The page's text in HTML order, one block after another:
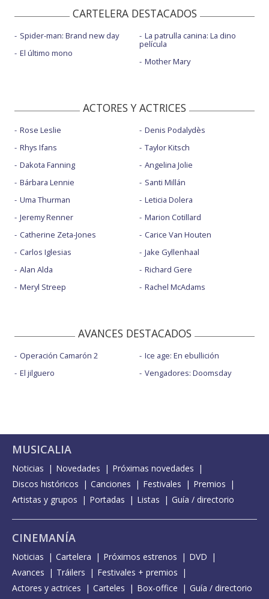
CARTELERA DESTACADOS
Spider-man: Brand new day
El último mono
La patrulla canina: La dino
película
Mother Mary
ACTORES Y ACTRICES
Rose Leslie
Rhys Ifans
Dakota Fanning
Bárbara Lennie
Uma Thurman
Jeremy Renner
Catherine Zeta-Jones
Carlos Iglesias
Alan Alda
Meryl Streep
Denis Podalydès
Taylor Kitsch
Angelina Jolie
Santi Millán
Leticia Dolera
Marion Cotillard
Carice Van Houten
Jake Gyllenhaal
Richard Gere
Rachel McAdams
AVANCES DESTACADOS
Operación Camarón 2
El jilguero
Ice age: En ebullición
Vengadores: Doomsday
MUSICALIA
Noticias Novedades
Próximas novedades
Discos históricos
Canciones Festivales
Premios
Artistas y grupos
Portadas Listas Guía / directorio
CINEMANÍA
Noticias Cartelera Próximos estrenos
DVD
Avances
Tráilers
Festivales + premios
Actores y actrices
Carteles Box-office Guía / directorio